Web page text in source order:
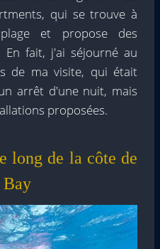
qui se trouve à
et propose des
En fait, j'ai séjourné au
de ma visite, qui était
arrêt d'une nuit, mais
proposées.
long de la côte de
Bay